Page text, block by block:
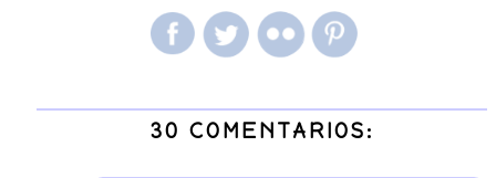
30 COMENTARIOS: